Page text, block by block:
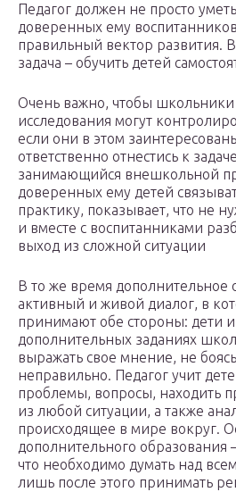
Педагог должен не просто
доверенных ему
правильный вектор развития.
задача – обучить детей
Очень важно, чтобы школьники
исследования могут
если они в этом
ответственно отнестись к
занимающийся внешкольной
доверенных ему детей
практику, показывает, что не
и вместе с воспитанниками
выход из сложной ситуации
В то же время дополнительное
активный и живой диалог, в
принимают обе стороны: дети
дополнительных заданиях
выражать свое мнение, не боясь
неправильно. Педагог учит
проблемы, вопросы, находить
из любой ситуации, а также
происходящее в мире вокруг.
дополнительного образования
что необходимо думать над
лишь после этого принимать